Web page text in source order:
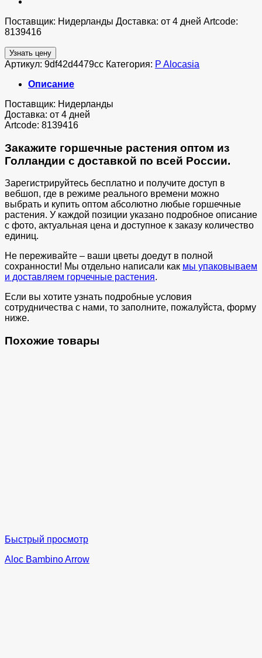
Поставщик: Нидерланды Доставка: от 4 дней Artcode:
8139416
Узнать цену
Артикул: 9df42d4479cc Категория: P Alocasia
Описание
Поставщик: Нидерланды
Доставка: от 4 дней
Artcode: 8139416
Закажите горшечные растения оптом из
Голландии с доставкой по всей России.
Зарегистрируйтесь бесплатно и получите доступ в
вебшоп, где в режиме реального времени можно
выбрать и купить оптом абсолютно любые горшечные
растения. У каждой позиции указано подробное описание
с фото, актуальная цена и доступное к заказу количество
единиц.
Не переживайте – ваши цветы доедут в полной
сохранности! Мы отдельно написали как мы упаковываем
и доставляем горчечные растения.
Если вы хотите узнать подробные условия
сотрудничества с нами, то заполните, пожалуйста, форму
ниже.
Похожие товары
Быстрый просмотр
Aloc Bambino Arrow